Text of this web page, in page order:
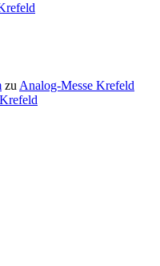
zu Analog-Messe Krefeld